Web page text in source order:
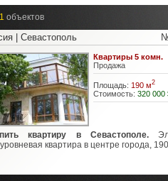
1 объектов
| Севастополь
Квартиры 5 комн.
Продажа
Площадь: 190 м2
Стоимость: 320 000
квартиру в Севастополе.
квартира в центре города,